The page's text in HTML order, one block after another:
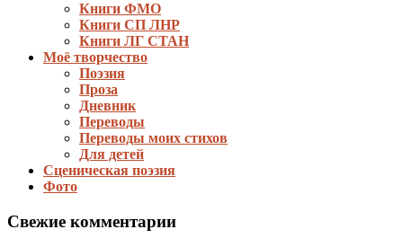
Книги ФМО
Книги СП ЛНР
Книги ЛГ СТАН
Моё творчество
Поэзия
Проза
Дневник
Переводы
Переводы моих стихов
Для детей
Сценическая поэзия
Фото
Свежие комментарии